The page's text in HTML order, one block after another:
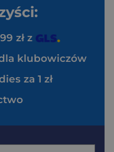
zł z
klubowiczów
za 1 zł